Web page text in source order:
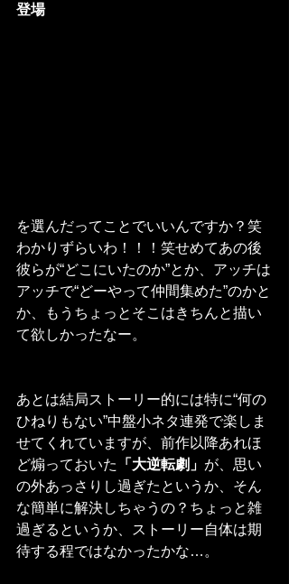
登場
を選んだってことでいいんですか？笑
わかりずらいわ！！！笑せめてあの後
彼らが“どこにいたのか”とか、アッチは
アッチで“どーやって仲間集めた”のかと
か、もうちょっとそこはきちんと描い
て欲しかったなー。
あとは結局ストーリー的には特に“何の
ひねりもない”中盤小ネタ連発で楽しま
せてくれていますが、前作以降あれほ
ど煽っておいた
「大逆転劇」 が、思い
の外あっさりし過ぎたというか、そん
な簡単に解決しちゃうの？ちょっと雑
過ぎるというか、ストーリー自体は期
待する程ではなかったかな…。